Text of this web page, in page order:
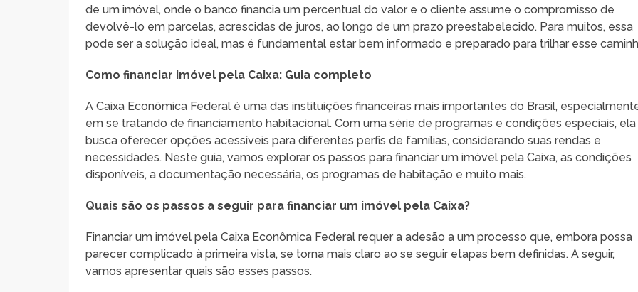
de um imóvel, onde o banco financia um percentual do valor e o cliente assume o compromisso de
devolvê-lo em parcelas, acrescidas de juros, ao longo de um prazo preestabelecido. Para muitos, essa
pode ser a solução ideal, mas é fundamental estar bem informado e preparado para trilhar esse
Como financiar imóvel pela Caixa: Guia completo
A Caixa Econômica Federal é uma das instituições financeiras mais importantes do Brasil,
em se tratando de financiamento habitacional. Com uma série de programas e condições especiais, ela
busca oferecer opções acessíveis para diferentes perfis de famílias, considerando suas rendas e
necessidades. Neste guia, vamos explorar os passos para financiar um imóvel pela Caixa, as condições
disponíveis, a documentação necessária, os programas de habitação e muito mais.
Quais são os passos a seguir para financiar um imóvel pela Caixa?
Financiar um imóvel pela Caixa Econômica Federal requer a adesão a um processo que, embora possa
parecer complicado à primeira vista, se torna mais claro ao se seguir etapas bem definidas. A seguir,
vamos apresentar quais são esses passos.